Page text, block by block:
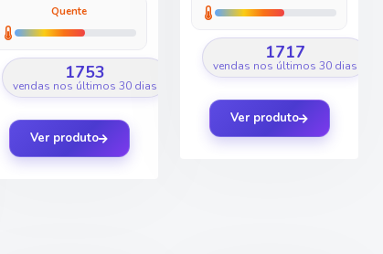
Quente
1753
vendas nos últimos 30 dias
Ver produto
1717
vendas nos últimos 30 dias
Ver produto